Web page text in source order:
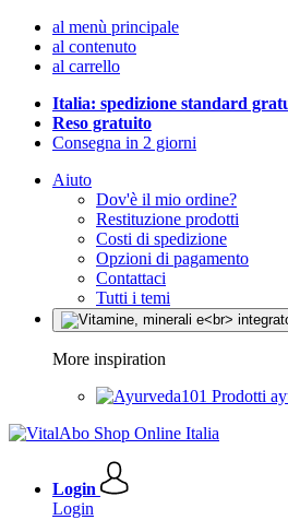
al menù principale
al contenuto
al carrello
Italia: spedizione standard
Reso gratuito
Consegna in 2 giorni
Aiuto
Dov'è il mio ordine?
Restituzione prodotti
Costi di spedizione
Opzioni di pagamento
Contattaci
Tutti i temi
More inspiration
Prodotti
Login
Login